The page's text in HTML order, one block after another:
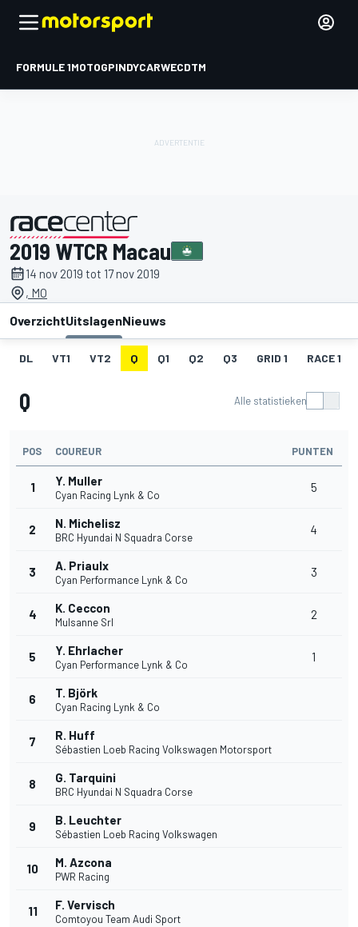
FORMULE 1MOTOGPINDYCARWECDTM
gepresenteerd door
2019 WTCR Macau
14 nov 2019 tot 17 nov 2019
, MO
OverzichtUitslagenNieuws
DL VT1 VT2 Q Q1 Q2 Q3 GRID 1 RACE 1
Q Alle statistieken
POS COUREUR PUNTEN
1 Y. Muller
Cyan Racing Lynk & Co
5
2 N. Michelisz
BRC Hyundai N Squadra Corse
4
3 A. Priaulx
Cyan Performance Lynk & Co
3
4 K. Ceccon
Mulsanne Srl
2
5 Y. Ehrlacher
Cyan Performance Lynk & Co
1
6 T. Björk
Cyan Racing Lynk & Co
7 R. Huff
Sébastien Loeb Racing Volkswagen Motorsport
8 G. Tarquini
BRC Hyundai N Squadra Corse
9 B. Leuchter
Sébastien Loeb Racing Volkswagen
10 M. Azcona
PWR Racing
11 F. Vervisch
Comtoyou Team Audi Sport